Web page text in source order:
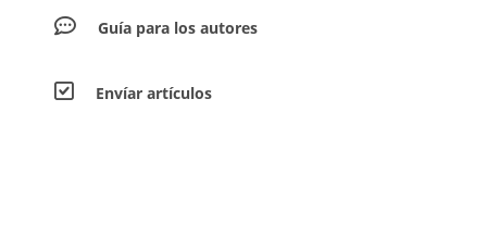
Guía para los autores
Envíar artículos